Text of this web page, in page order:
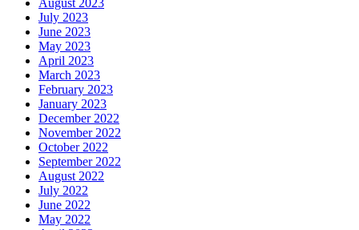
August 2023
July 2023
June 2023
May 2023
April 2023
March 2023
February 2023
January 2023
December 2022
November 2022
October 2022
September 2022
August 2022
July 2022
June 2022
May 2022